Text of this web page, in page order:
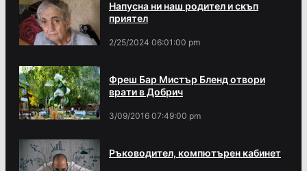
Напусна ни наш родител и скъп
приятел
2/25/2024 06:01:00 pm
Фреш Бар Мистър Бленд отвори
врати в Добрич
3/09/2016 07:49:00 pm
Ръководител, компютърен кабинет